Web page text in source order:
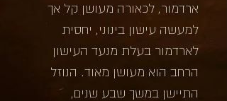
ארדמור, לכאורה מעושן קל אך
למעשה עישון בינוני, יחסית
לארדמור בעלת מנעד העישון
הרחב הוא מעושן מאוד. הנוזל
התיישן במשך שבע שנים,